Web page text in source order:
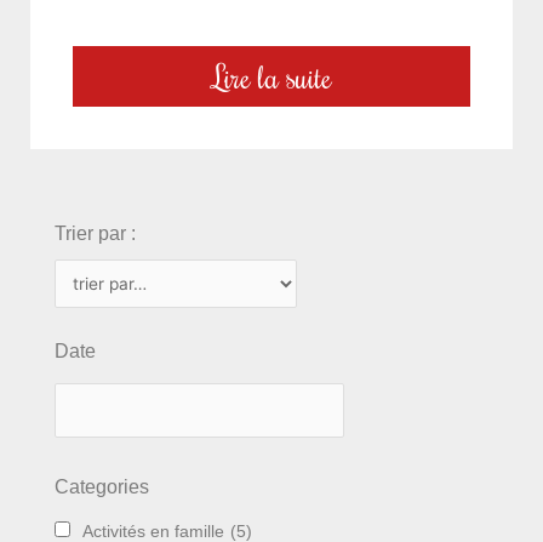
Lire la suite
Trier par :
Date
Categories
Activités en famille (5)